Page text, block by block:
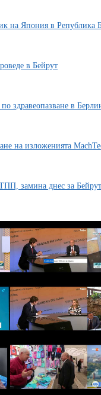
на Япония в Република
в Бейрут
здравеопазване в
на изложенията
замина днес за Бейрут